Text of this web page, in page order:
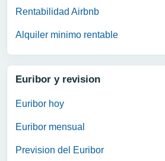
Rentabilidad Airbnb
Alquiler minimo rentable
Euribor y revision
Euribor hoy
Euribor mensual
Prevision del Euribor